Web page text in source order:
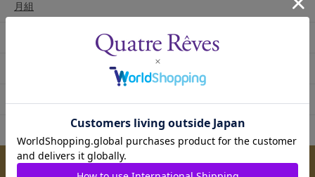
月組
メールマガジンのご案内